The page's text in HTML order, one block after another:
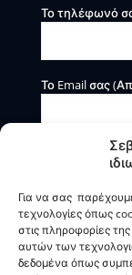
Για να σας
τεχνολογίες όπως
στις πληροφορίες
αυτών των
δεδομένα όπως
Το τηλέφωνό
Το Email σας
Η BOXmind